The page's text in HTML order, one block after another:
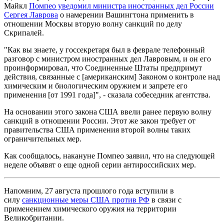
Майкл Помпео уведомил министра иностранных дел России
Сергея Лаврова о намерении Вашингтона применить в
отношении Москвы вторую волну санкций по делу
Скрипалей.
"Как вы знаете, у госсекретаря был в феврале телефонный
разговор с министром иностранных дел Лавровым, и он его
проинформировал, что Соединенные Штаты предпримут
действия, связанные с [американским] Законом о контроле над
химическим и биологическим оружием и запрете его
применения [от 1991 года]", - сказала собеседник агентства.
На основании этого закона США ввели ранее первую волну
санкций в отношении России. Этот же закон требует от
правительства США применения второй волны таких
ограничительных мер.
Как сообщалось, накануне Помпео заявил, что на следующей
неделе объявят о еще одной серии антироссийских мер.
Напомним, 27 августа прошлого года вступили в
силу санкционные меры США против РФ в связи с
применением химического оружия на территории
Великобритании.